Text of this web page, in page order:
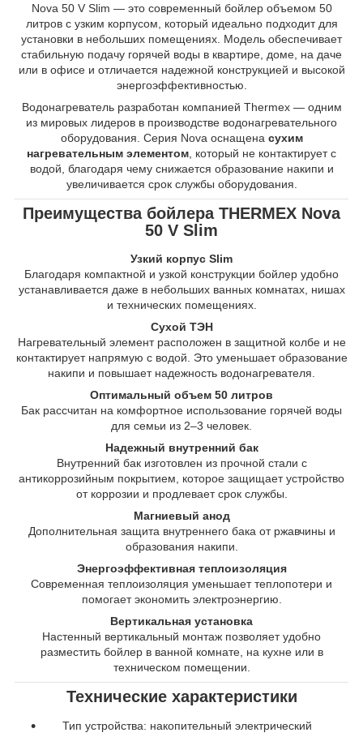
Nova 50 V Slim — это современный бойлер объемом 50
литров с узким корпусом, который идеально подходит для
установки в небольших помещениях. Модель обеспечивает
стабильную подачу горячей воды в квартире, доме, на даче
или в офисе и отличается надежной конструкцией и высокой
энергоэффективностью.
Водонагреватель разработан компанией Thermex — одним
из мировых лидеров в производстве водонагревательного
оборудования. Серия Nova оснащена сухим
нагревательным элементом , который не контактирует с
водой, благодаря чему снижается образование накипи и
увеличивается срок службы оборудования.
Преимущества бойлера THERMEX Nova
50 V Slim
Узкий корпус Slim
Благодаря компактной и узкой конструкции бойлер удобно
устанавливается даже в небольших ванных комнатах, нишах
и технических помещениях.
Сухой ТЭН
Нагревательный элемент расположен в защитной колбе и не
контактирует напрямую с водой. Это уменьшает образование
накипи и повышает надежность водонагревателя.
Оптимальный объем 50 литров
Бак рассчитан на комфортное использование горячей воды
для семьи из 2–3 человек.
Надежный внутренний бак
Внутренний бак изготовлен из прочной стали с
антикоррозийным покрытием, которое защищает устройство
от коррозии и продлевает срок службы.
Магниевый анод
Дополнительная защита внутреннего бака от ржавчины и
образования накипи.
Энергоэффективная теплоизоляция
Современная теплоизоляция уменьшает теплопотери и
помогает экономить электроэнергию.
Вертикальная установка
Настенный вертикальный монтаж позволяет удобно
разместить бойлер в ванной комнате, на кухне или в
техническом помещении.
Технические характеристики
Тип устройства: накопительный электрический